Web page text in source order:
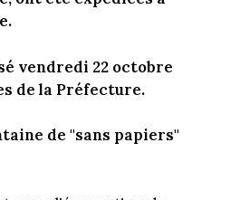
vendredi 22 octobre
de la Préfecture.
de "sans papiers"